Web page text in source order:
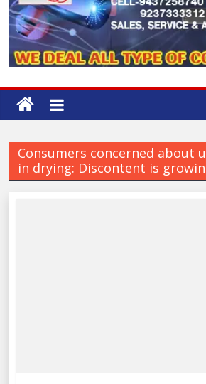
Consumers concerned about
in drying: Discontent is